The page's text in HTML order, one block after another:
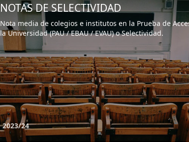
NOTAS DE SELECTIVIDAD
Nota media de colegios e institutos en la Prueba de
la Universidad (PAU / EBAU / EVAU) o Selectividad.
2023/24